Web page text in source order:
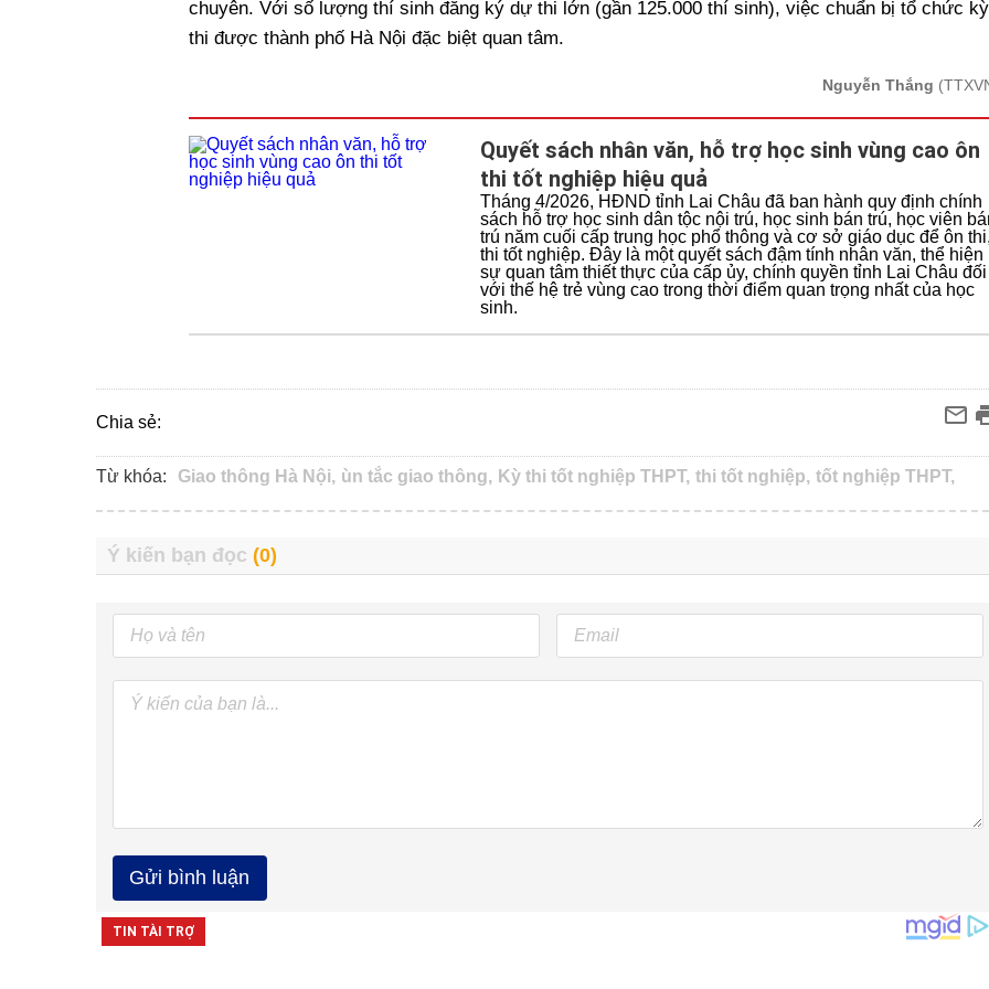
chuyên. Với số lượng thí sinh đăng ký dự thi lớn (gần 125.000 thí sinh), việc chuẩn bị tổ chức kỳ
thi được thành phố Hà Nội đặc biệt quan tâm.
Nguyễn Thắng
Quyết sách nhân văn, hỗ trợ học sinh vùng cao ôn
thi tốt nghiệp hiệu quả
Tháng 4/2026, HĐND tỉnh Lai Châu đã ban hành quy định chính
sách hỗ trợ học sinh dân tộc nội trú, học sinh bán trú, học viên
trú năm cuối cấp trung học phổ thông và cơ sở giáo dục để ôn thi,
thi tốt nghiệp. Đây là một quyết sách đậm tính nhân văn, thể hiện
sự quan tâm thiết thực của cấp ủy, chính quyền tỉnh Lai Châu đối
với thế hệ trẻ vùng cao trong thời điểm quan trọng nhất của học
sinh.
Chia sẻ:
Từ khóa: Giao thông Hà Nội, ùn tắc giao thông, Kỳ thi tốt nghiệp THPT, thi tốt nghiệp, tốt nghiệp THPT,